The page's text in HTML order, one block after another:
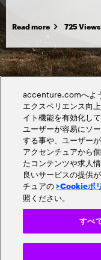
Read more 725 Views
顧客体験・
銀行 証
accenture.comへよ
エクスペリエンス向
イト機能を有効化し
ユーザーが容易にソ
する事や、ユーザー
アクセンチュアから
たコンテンツや求人
良いサービスの提供
チュアの>Cookieポ
照ください。
すべ